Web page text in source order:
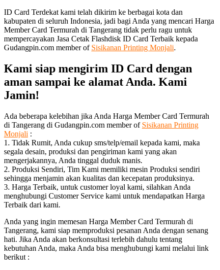
ID Card Terdekat kami telah dikirim ke berbagai kota dan
kabupaten di seluruh Indonesia, jadi bagi Anda yang mencari Harga
Member Card Termurah di Tangerang tidak perlu ragu untuk
mempercayakan Jasa Cetak Flashdisk ID Card Terbaik kepada
Gudangpin.com member of Sisikanan Printing Monjali.
Kami siap mengirim ID Card dengan
aman sampai ke alamat Anda. Kami
Jamin!
Ada beberapa kelebihan jika Anda Harga Member Card Termurah
di Tangerang di Gudangpin.com member of Sisikanan Printing
Monjali :
1. Tidak Rumit, Anda cukup sms/telp/email kepada kami, maka
segala desain, produksi dan pengiriman kami yang akan
mengerjakannya, Anda tinggal duduk manis.
2. Produksi Sendiri, Tim Kami memiliki mesin Produksi sendiri
sehingga menjamin akan kualitas dan kecepatan produksinya.
3. Harga Terbaik, untuk customer loyal kami, silahkan Anda
menghubungi Customer Service kami untuk mendapatkan Harga
Terbaik dari kami.
Anda yang ingin memesan Harga Member Card Termurah di
Tangerang, kami siap memproduksi pesanan Anda dengan senang
hati. Jika Anda akan berkonsultasi terlebih dahulu tentang
kebutuhan Anda, maka Anda bisa menghubungi kami melalui link
berikut :